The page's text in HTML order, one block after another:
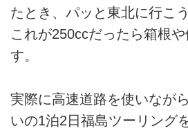
たとき、パッと東北に行こ
これが250ccだったら箱根
す。
実際に高速道路を使いなが
いの1泊2日福島ツーリング